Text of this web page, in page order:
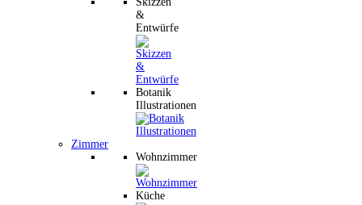
&
Entwürfe
Botanik
Illustrationen
Zimmer
Wohnzimmer
Küche